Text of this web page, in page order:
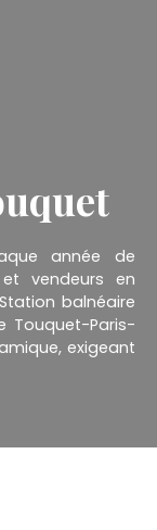
année de
et vendeurs en
balnéaire
Touquet-Paris-
exigeant